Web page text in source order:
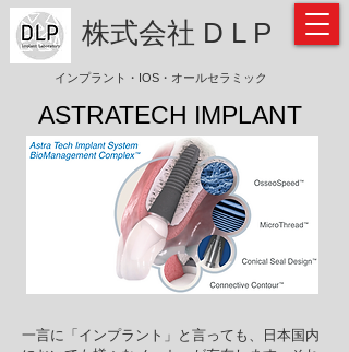
​株式会社 D L P
インプラント・IOS・オールセラミック
ASTRATECH IMPLANT
一言に「インプラント」と言っても、日本国内